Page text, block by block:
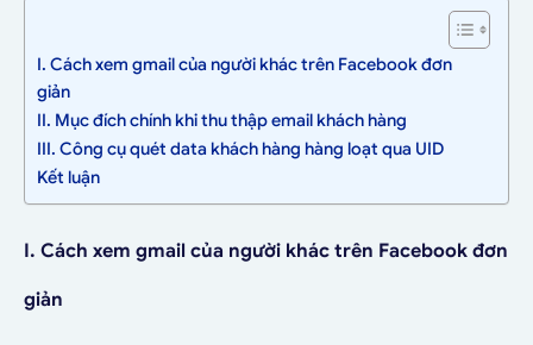
I. Cách xem gmail của người khác trên Facebook đơn
giản
II. Mục đích chính khi thu thập email khách hàng
III. Công cụ quét data khách hàng hàng loạt qua UID
Kết luận
I. Cách xem gmail của người khác trên Facebook đơn
giản